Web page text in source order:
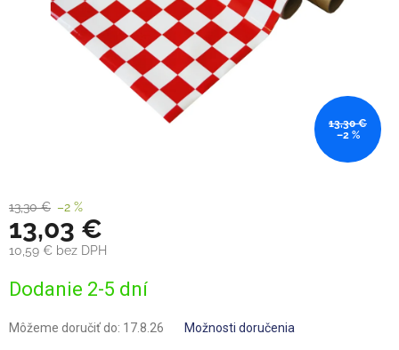
13,30 €
–2 %
13,30 € –2 %
13,03 €
10,59 € bez DPH
cena:
Dodanie 2-5 dní
Môžeme doručiť do: 17.8.26 Možnosti doručenia